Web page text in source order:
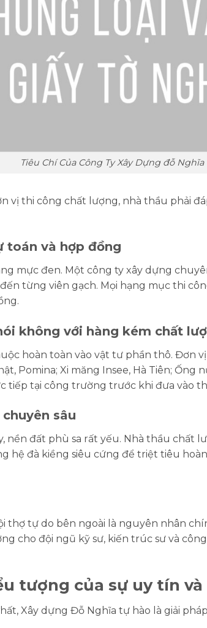
Tiêu Chí Của Công Ty Xây Dựng đỗ Nghĩa
vị thi công chất lượng, nhà thầu phải
toán và hợp đồng
mực đen. Một công ty xây dựng
từng viên gạch. Mọi hạng mục thi
không với hàng kém chất
hoàn toàn vào vật tư phần thô. Đơn
Pomina; Xi măng Insee, Hà Tiên; Ống
tại công trường trước khi đưa vào
sâu
nền đất phù sa rất yếu. Nhà thầu chất
hệ đà kiềng siêu cứng để triệt tiêu
thợ tự do bên ngoài là nguyên nhân
cho đội ngũ kỹ sư, kiến trúc sư và
tượng của sự uy tín
Xây dựng Đỗ Nghĩa tự hào là giải